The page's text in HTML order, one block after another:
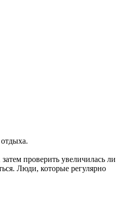
проверить увеличилась ли
Люди, которые регулярно